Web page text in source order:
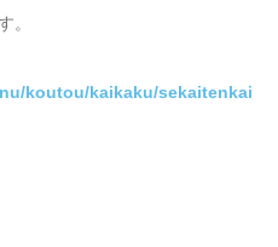
。
koutou/kaikaku/sekaitenkai